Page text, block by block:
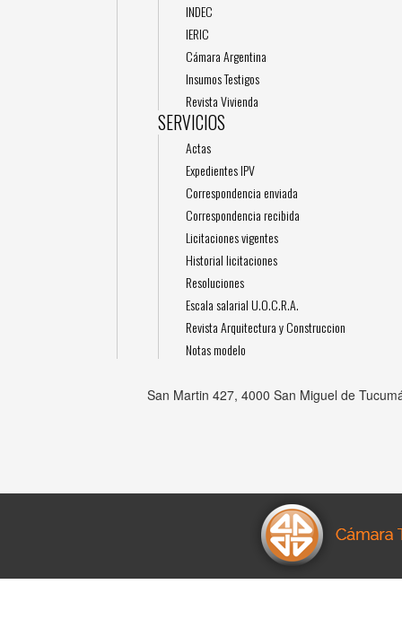
INDEC
IERIC
Cámara Argentina
Insumos Testigos
Revista Vivienda
SERVICIOS
Actas
Expedientes IPV
Correspondencia enviada
Correspondencia recibida
Licitaciones vigentes
Historial licitaciones
Resoluciones
Escala salarial U.O.C.R.A.
Revista Arquitectura y Construccion
Notas modelo
San Martin 427, 4000 San Miguel de